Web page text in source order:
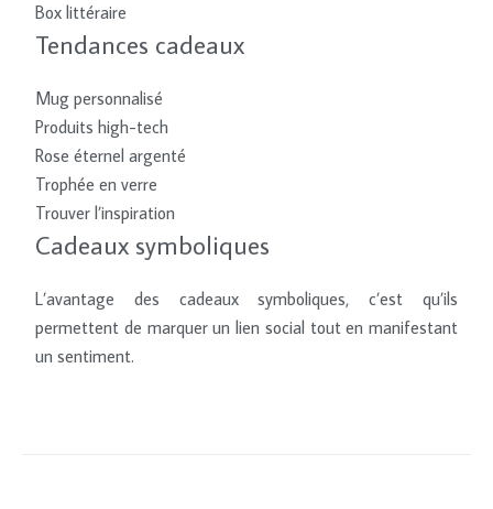
Box littéraire
Tendances cadeaux
Mug personnalisé
Produits high-tech
Rose éternel argenté
Trophée en verre
Trouver l’inspiration
Cadeaux symboliques
L’avantage des cadeaux symboliques, c’est qu’ils
permettent de marquer un lien social tout en manifestant
un sentiment.